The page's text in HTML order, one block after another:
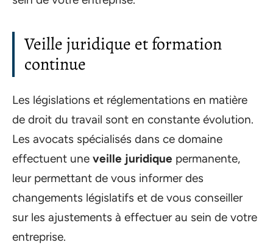
Veille juridique et formation
continue
Les législations et réglementations en matière
de droit du travail sont en constante évolution.
Les avocats spécialisés dans ce domaine
effectuent une veille juridique permanente,
leur permettant de vous informer des
changements législatifs et de vous conseiller
sur les ajustements à effectuer au sein de votre
entreprise.